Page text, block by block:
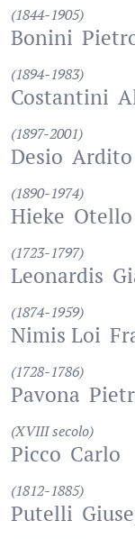
(1844-1905)
Bonini
(1894-1983)
Costantini
(1897-2001)
Desio Ardito
(1890-1974)
Hieke Otello
(1723-1797)
Leonardis
(1874-1959)
Nimis Loi
(1728-1786)
Pavona
(XVIII secolo)
Picco Carlo
(1812-1885)
Putelli